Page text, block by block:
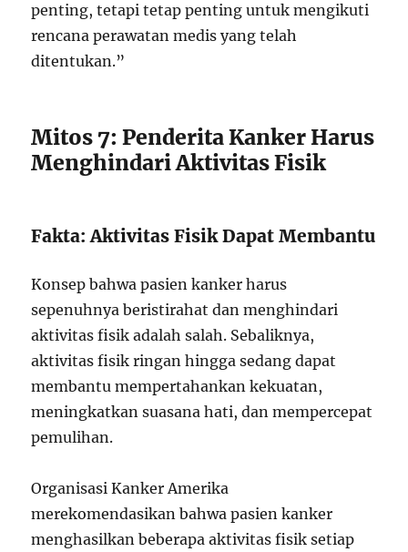
penting, tetapi tetap penting untuk mengikuti
rencana perawatan medis yang telah
ditentukan.”
Mitos 7: Penderita Kanker Harus
Menghindari Aktivitas Fisik
Fakta: Aktivitas Fisik Dapat Membantu
Konsep bahwa pasien kanker harus
sepenuhnya beristirahat dan menghindari
aktivitas fisik adalah salah. Sebaliknya,
aktivitas fisik ringan hingga sedang dapat
membantu mempertahankan kekuatan,
meningkatkan suasana hati, dan mempercepat
pemulihan.
Organisasi Kanker Amerika
merekomendasikan bahwa pasien kanker
menghasilkan beberapa aktivitas fisik setiap